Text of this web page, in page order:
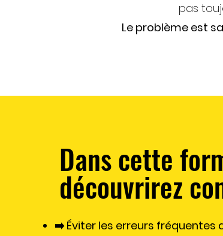
pas
Le problème est
Dans cette
découvrirez
➡️ Éviter les erreurs fréquentes